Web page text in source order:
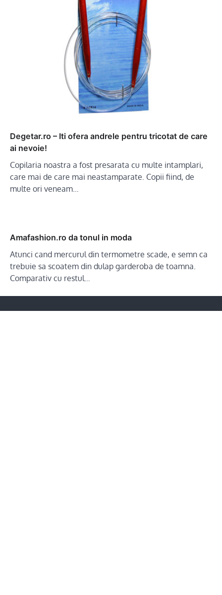
Degetar.ro – Iti ofera andrele pentru tricotat de care
ai nevoie!
Copilaria noastra a fost presarata cu multe intamplari,
care mai de care mai neastamparate. Copii fiind, de
multe ori veneam…
Amafashion.ro da tonul in moda
Atunci cand mercurul din termometre scade, e semn ca
trebuie sa scoatem din dulap garderoba de toamna.
Comparativ cu restul…